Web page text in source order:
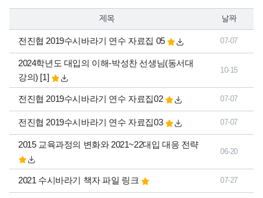
제목 날짜
전진협 2019수시바라기 연수 자료집 05 07-07
2024학년도 대입의 이해-박성찬 선생님(동서대
강의) 댓글
[1]개
10-15
전진협 2019수시바라기 연수 자료집02 07-07
전진협 2019수시바라기 연수 자료집03 07-07
2015 교육과정의 변화와 2021~22대입 대응 전략
06-20
2021 수시바라기 책자 파일 링크 07-27